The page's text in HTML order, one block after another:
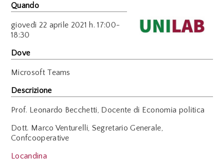
Quando
giovedì 22 aprile 2021 h. 17:00-
18:30
Dove
Microsoft Teams
Descrizione
Prof. Leonardo Becchetti, Docente di Economia politica
Dott. Marco Venturelli, Segretario Generale,
Confcooperative
Locandina